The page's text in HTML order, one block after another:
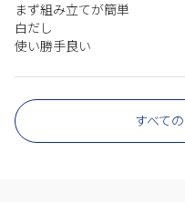
まず組み立てが簡単
白だし
使い勝手良い
すべて